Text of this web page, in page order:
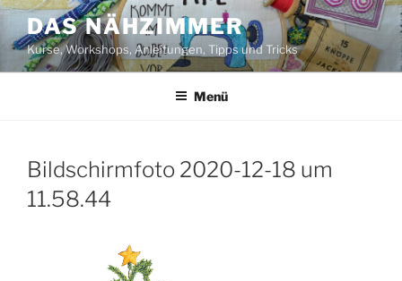
Zum
Inhalt
springen
DAS NÄHZIMMER
Kurse, Workshops, Anleitungen, Tipps und Tricks
Menü
Bildschirmfoto 2020-12-18 um
11.58.44